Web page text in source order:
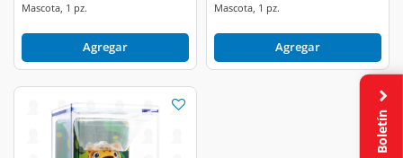
Mascota, 1 pz.
Agregar
Mascota, 1 pz.
Agregar
Boletín